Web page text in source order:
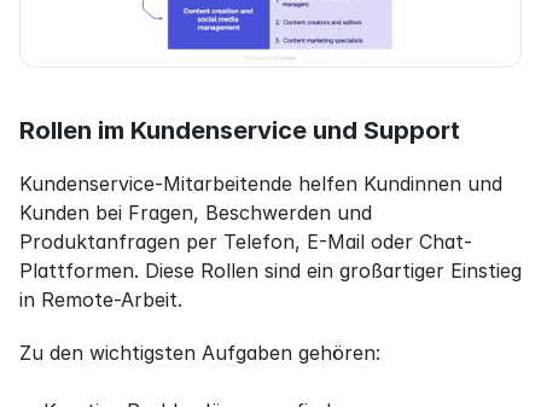
Rollen im Kundenservice und Support
Kundenservice-Mitarbeitende helfen Kundinnen und
Kunden bei Fragen, Beschwerden und
Produktanfragen per Telefon, E-Mail oder Chat-
Plattformen. Diese Rollen sind ein großartiger Einstieg
in Remote-Arbeit.
Zu den wichtigsten Aufgaben gehören: